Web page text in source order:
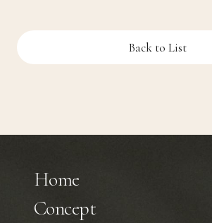
Back to List
Home
Concept